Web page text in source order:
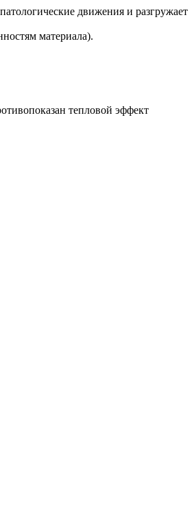
движения и разгружает
материала).
тепловой эффект